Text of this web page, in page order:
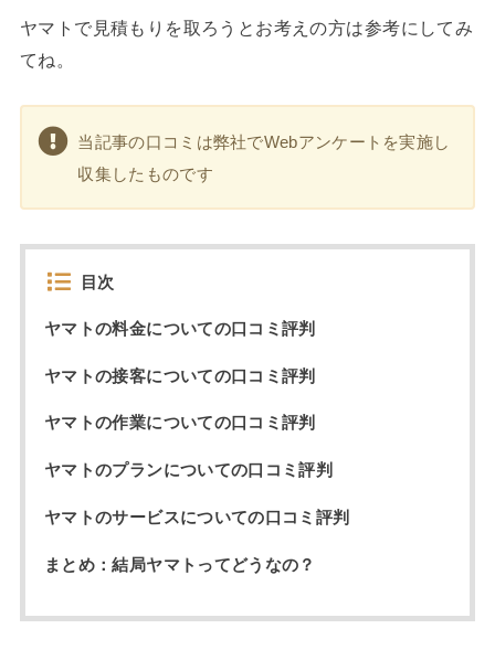
ヤマトで見積もりを取ろうとお考えの方は参考にしてみ
てね。
当記事の口コミは弊社でWebアンケートを実施し
収集したものです
目次
ヤマトの料金についての口コミ評判
ヤマトの接客についての口コミ評判
ヤマトの作業についての口コミ評判
ヤマトのプランについての口コミ評判
ヤマトのサービスについての口コミ評判
まとめ：結局ヤマトってどうなの？